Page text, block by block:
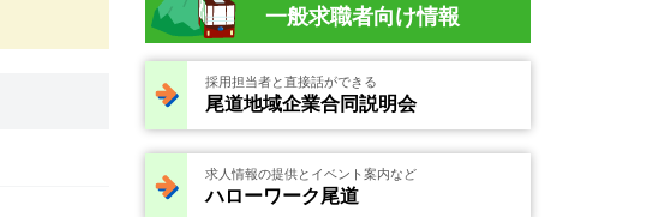
一般求職者向け情報
採用担当者と直接話ができる
尾道地域企業合同説明会
求人情報の提供とイベント案内など
ハローワーク尾道